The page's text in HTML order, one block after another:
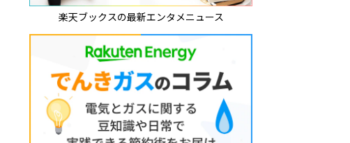
楽天ブックスの最新エンタメニュース